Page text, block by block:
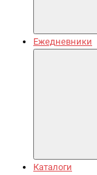
Ежедневники
Каталоги